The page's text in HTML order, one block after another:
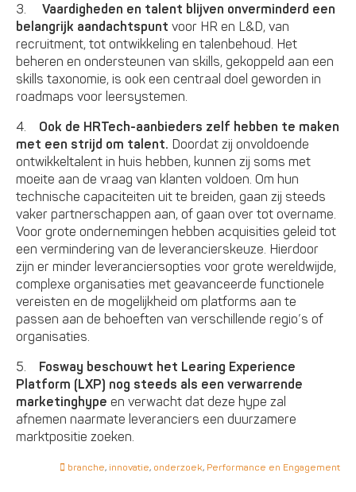
3.
Vaardigheden en talent blijven onverminderd een
belangrijk aandachtspunt voor HR en L&D, van
recruitment, tot ontwikkeling en talenbehoud. Het
beheren en ondersteunen van skills, gekoppeld aan een
skills taxonomie, is ook een centraal doel geworden in
roadmaps voor leersystemen.
4. Ook de HRTech-aanbieders zelf hebben te maken
met een strijd om talent. Doordat zij onvoldoende
ontwikkeltalent in huis hebben, kunnen zij soms met
moeite aan de vraag van klanten voldoen. Om hun
technische capaciteiten uit te breiden, gaan zij steeds
vaker partnerschappen aan, of gaan over tot overname.
Voor grote ondernemingen hebben acquisities geleid tot
een vermindering van de leverancierskeuze. Hierdoor
zijn er minder leveranciersopties voor grote wereldwijde,
complexe organisaties met geavanceerde functionele
vereisten en de mogelijkheid om platforms aan te
passen aan de behoeften van verschillende regio’s of
organisaties.
5. Fosway beschouwt het Learing Experience
Platform (LXP) nog steeds als een verwarrende
marketinghype en verwacht dat deze hype zal
afnemen naarmate leveranciers een duurzamere
marktpositie zoeken.
branche, innovatie, onderzoek, Performance en Engagement